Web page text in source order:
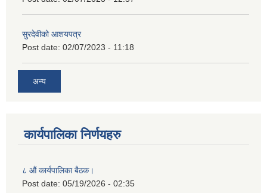
सुरदेवीको आशयपत्र
Post date: 02/07/2023 - 11:18
अन्य
कार्यपालिका निर्णयहरु
८ औं कार्यपालिका बैठक।
Post date: 05/19/2026 - 02:35